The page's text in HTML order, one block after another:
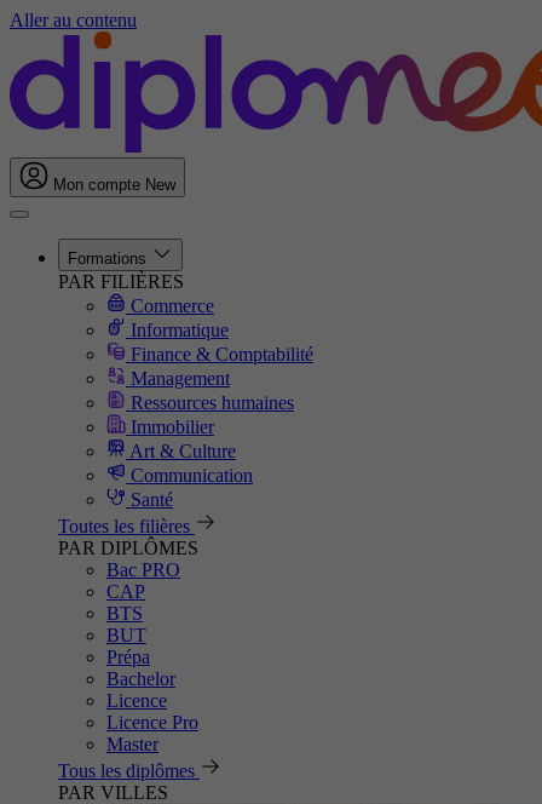
Aller au contenu
Mon compte New
Formations
PAR FILIÈRES
Commerce
Informatique
Finance & Comptabilité
Management
Ressources humaines
Immobilier
Art & Culture
Communication
Santé
Toutes les filières
PAR DIPLÔMES
Bac PRO
CAP
BTS
BUT
Prépa
Bachelor
Licence
Licence Pro
Master
Tous les diplômes
PAR VILLES